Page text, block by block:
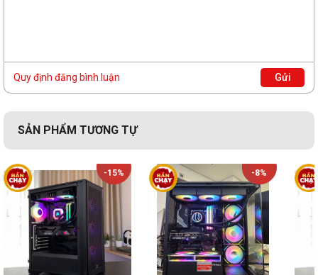
Quy định đăng bình luận Gửi
SẢN PHẨM TƯƠNG TỰ
-15% -8%